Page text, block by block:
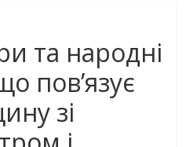
та народні
пов’язує
зі